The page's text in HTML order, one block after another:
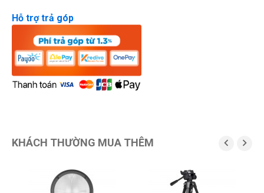
Hỗ trợ trả góp
KHÁCH THƯỜNG MUA THÊM  